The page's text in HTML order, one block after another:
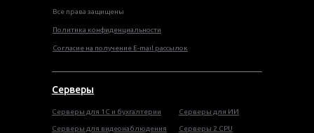
Все права защищены
Политика конфиденциальности
Согласие на получение E-mail рассылок
Серверы
Серверы для 1С и бухгалтерии
Серверы для видеонаблюдения
Серверы для ИИ
Серверы 2 CPU